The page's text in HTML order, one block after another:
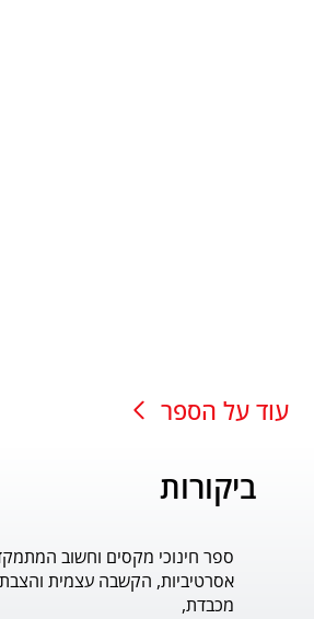
עוד על הספר
ביקורות
ספר חינוכי מקסים וחשוב
אסרטיביות, הקשבה עצמית והצבת
מכבדת,